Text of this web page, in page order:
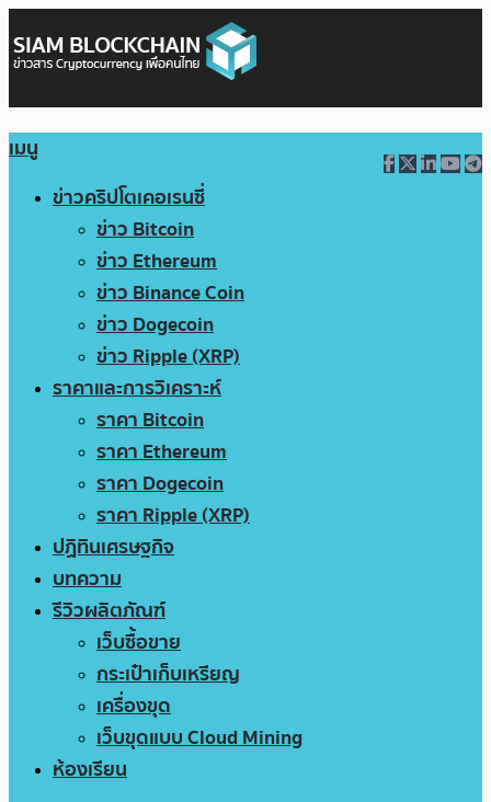
เมนู
ข่าวคริปโตเคอเรนซี่
ข่าว Bitcoin
ข่าว Ethereum
ข่าว Binance Coin
ข่าว Dogecoin
ข่าว Ripple (XRP)
ราคาและการวิเคราะห์
ราคา Bitcoin
ราคา Ethereum
ราคา Dogecoin
ราคา Ripple (XRP)
ปฏิทินเศรษฐกิจ
บทความ
รีวิวผลิตภัณฑ์
เว็บซื้อขาย
กระเป๋าเก็บเหรียญ
เครื่องขุด
เว็บขุดแบบ Cloud Mining
ห้องเรียน